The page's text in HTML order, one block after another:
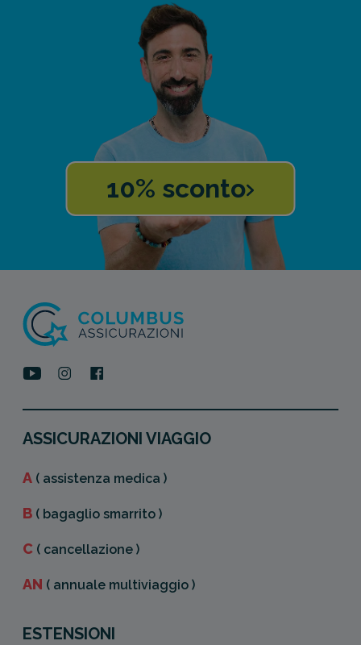
10% sconto
ASSICURAZIONI VIAGGIO
A ( assistenza medica )
B ( bagaglio smarrito )
C ( cancellazione )
AN ( annuale multiviaggio )
ESTENSIONI